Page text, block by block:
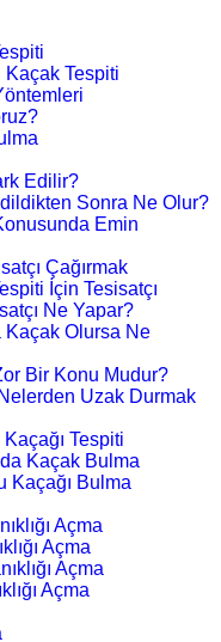
Kaçak Tespiti
Edilir?
Sonra Ne Olur?
Emin
Çağırmak
İçin Tesisatçı
Ne Yapar?
Kaçak Olursa Ne
Bir Konu Mudur?
Uzak Durmak
Tespiti
Kaçak Bulma
Kaçağı Bulma
Açma
Açma
Açma
Açma